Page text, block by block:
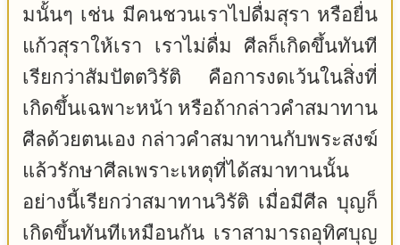
มนั้นๆ เช่น มีคนชวนเราไปดื่มสุรา หรือยื่น
แก้วสุราให้เรา เราไม่ดื่ม ศีลก็เกิดขึ้นทันที
เรียกว่าสัมปัตตวิรัติ คือการงดเว้นในสิ่งที่
เกิดขึ้นเฉพาะหน้า หรือถ้ากล่าวคำสมาทาน
ศีลด้วยตนเอง กล่าวคำสมาทานกับพระสงฆ์
แล้วรักษาศีลเพราะเหตุที่ได้สมาทานนั้น
อย่างนี้เรียกว่าสมาทานวิรัติ เมื่อมีศีล บุญก็
เกิดขึ้นทันทีเหมือนกัน เราสามารถอุทิศบุญ